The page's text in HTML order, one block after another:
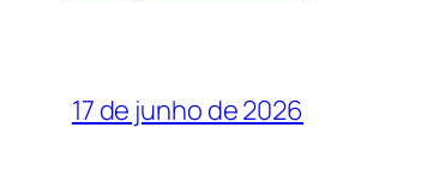
17 de junho de 2026